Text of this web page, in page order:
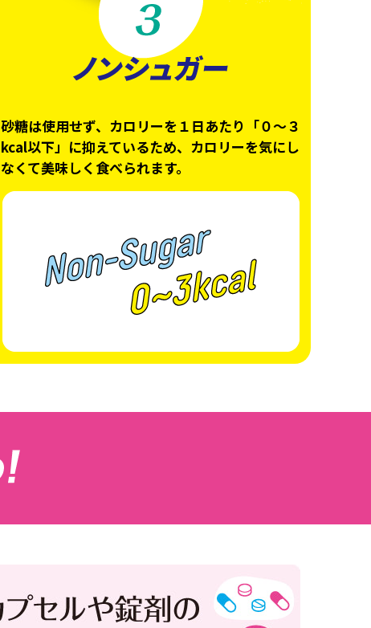
砂糖は使用せず、カロリーを１日あたり「０～３
kcal以下」に抑えているため、カロリーを気にし
なくて美味しく食べられます。